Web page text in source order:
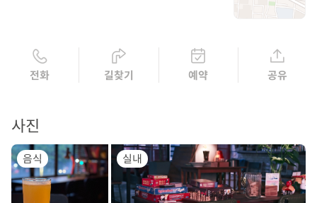
전화 길찾기 예약 공유
사진
음식 실내